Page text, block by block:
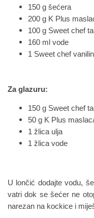
150 g šećera
200 g K Plus
100 g Sweet chef
160 ml vode
1 Sweet chef
Za glazuru:
150 g Sweet chef
50 g K Plus
1 žlica ulja
1 žlica vode
U lončić dodajte vodu,
vatri dok se šećer ne
narezan na kockice i